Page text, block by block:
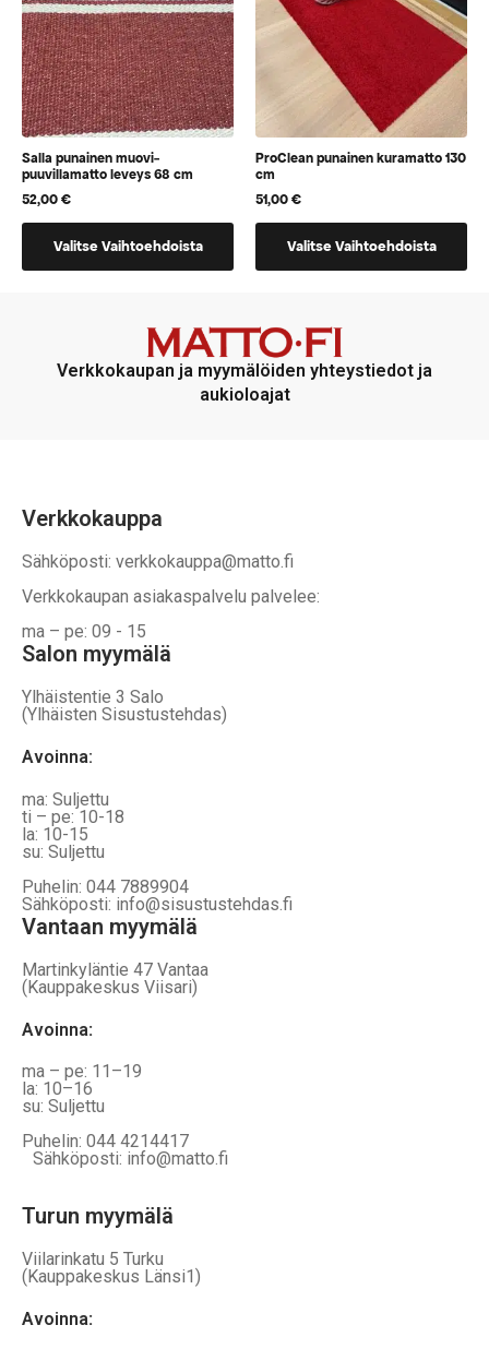
Salla punainen muovi-
puuvillamatto leveys 68 cm
52,00€
Valitse Vaihtoehdoista
voidaan
ProClean punainen kuramatto 130
cm
51,00€
Valitse Vaihtoehdoista
jotka
voidaan
valita
tuotteen
Verkkokaupan ja myymälöiden yhteystiedot ja
aukioloajat
Verkkokauppa
Sähköposti: verkkokauppa@matto.fi
Verkkokaupan asiakaspalvelu palvelee:
ma – pe: 09 - 15
Salon myymälä
Ylhäistentie 3 Salo
(Ylhäisten Sisustustehdas)
Avoinna:
ma: Suljettu
ti – pe: 10-18
la: 10-15
su: Suljettu
Puhelin: 044 7889904
Sähköposti: info@sisustustehdas.fi
Vantaan myymälä
Martinkyläntie 47 Vantaa
(Kauppakeskus Viisari)
Avoinna:
ma – pe: 11–19
la: 10–16
su: Suljettu
Puhelin: 044 4214417
Sähköposti: info@matto.fi
Turun myymälä
Viilarinkatu 5 Turku
(Kauppakeskus Länsi1)
Avoinna: